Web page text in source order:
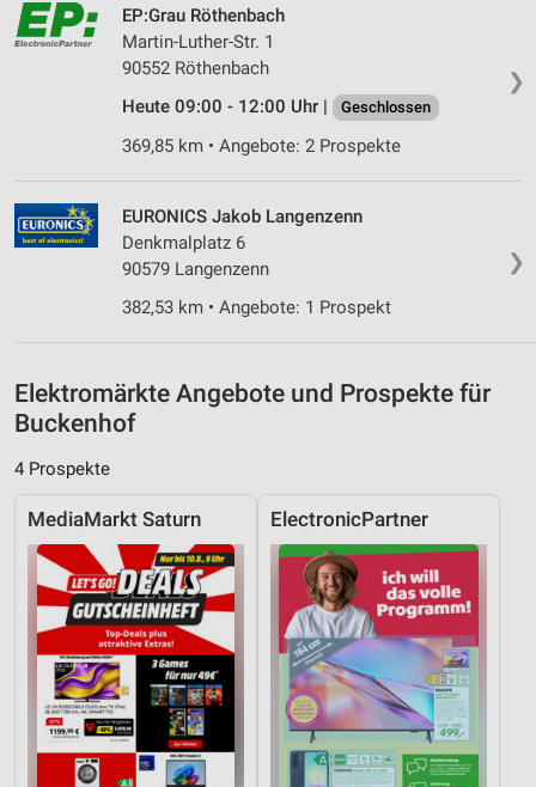
❯
EP:Grau Röthenbach
Martin-Luther-Str. 1
90552 Röthenbach
Heute 09:00 - 12:00 Uhr |
Geschlossen
369,85 km • Angebote: 2 Prospekte
❯
EURONICS Jakob Langenzenn
Denkmalplatz 6
90579 Langenzenn
382,53 km • Angebote: 1 Prospekt
Elektromärkte Angebote und Prospekte für
Buckenhof
4 Prospekte
MediaMarkt Saturn ElectronicPartner
Verwendung reduzierter Daten zur Auswahl von
IAB-Besonderheiten:
Verwendung genauer Standortdaten
Informationen identifizieren
Nicht-IAB-Verarbeitungszwecke:
Funktional
Werbung